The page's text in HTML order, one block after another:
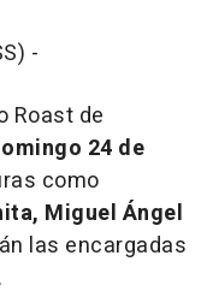
-
Roast de
24 de
como
Miguel Ángel
las encargadas